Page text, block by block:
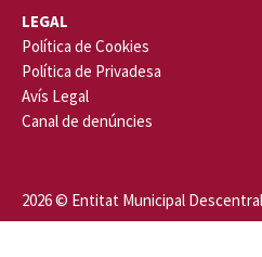
LEGAL
Política de Cookies
Política de Privadesa
Avís Legal
Canal de denúncies